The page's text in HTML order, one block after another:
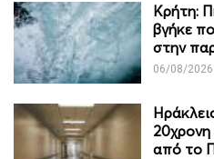
Κρήτη:
βγήκε
στην
06/08/2026
από το